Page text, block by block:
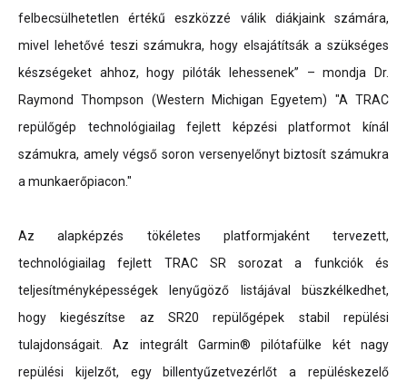
felbecsülhetetlen értékű eszközzé válik diákjaink számára,
mivel lehetővé teszi számukra, hogy elsajátítsák a szükséges
készségeket ahhoz, hogy pilóták lehessenek” – mondja Dr.
Raymond Thompson (Western Michigan Egyetem) "A TRAC
repülőgép technológiailag fejlett képzési platformot kínál
számukra, amely végső soron versenyelőnyt biztosít számukra
a munkaerőpiacon."
Az alapképzés tökéletes platformjaként tervezett,
technológiailag fejlett TRAC SR sorozat a funkciók és
teljesítményképességek lenyűgöző listájával büszkélkedhet,
hogy kiegészítse az SR20 repülőgépek stabil repülési
tulajdonságait. Az integrált Garmin® pilótafülke két nagy
repülési kijelzőt, egy billentyűzetvezérlőt a repüléskezelő